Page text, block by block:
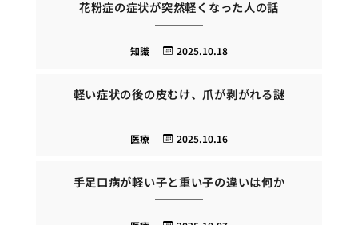
花粉症の症状が突然軽くなった人の話
2025.10.18
知識
軽い症状の後の皮むけ、爪が剥がれる謎
2025.10.16
医療
手足口病が軽い子と重い子の違いは何か